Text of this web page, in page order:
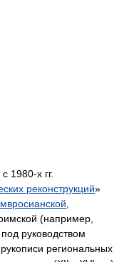
1980-х гг.
реконструкций»
(например,
руководством
региональных